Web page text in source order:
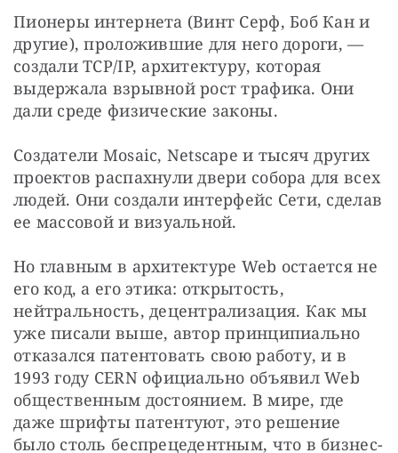
Пионеры интернета (Винт Серф, Боб Кан и
другие), проложившие для него дороги, —
создали TCP/IP, архитектуру, которая
выдержала взрывной рост трафика. Они
дали среде физические законы.
Создатели Mosaic, Netscape и тысяч других
проектов распахнули двери собора для всех
людей. Они создали интерфейс Сети, сделав
ее массовой и визуальной.
Но главным в архитектуре Web остается не
его код, а его этика: открытость,
нейтральность, децентрализация. Как мы
уже писали выше, автор принципиально
отказался патентовать свою работу, и в
1993 году CERN официально объявил Web
общественным достоянием. В мире, где
даже шрифты патентуют, это решение
было столь беспрецедентным, что в бизнес-